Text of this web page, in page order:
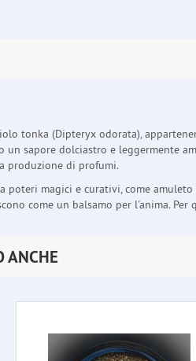
tonka (Dipteryx odorata),
un sapore dolciastro e
produzione di profumi.
poteri magici e curativi, come
come un balsamo per l'anima.
ANCHE